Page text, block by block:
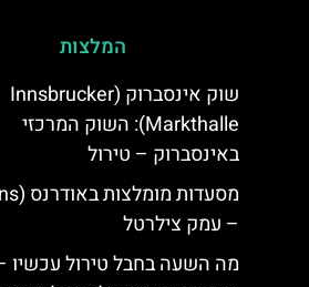
המלצות
שוק אינסברוק (Innsbrucker
Markthalle): השוק המרכזי
באינסברוק – טירול
– עמק צילרטל
מה השעה בחבל טירול עכשיו